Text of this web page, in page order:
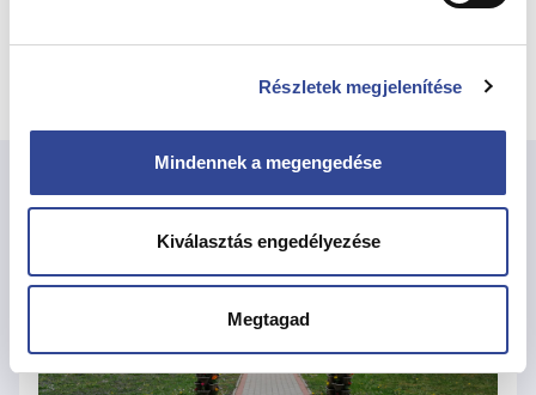
Részletek megjelenítése
Mindennek a megengedése
Kiválasztás engedélyezése
Megtagad
Összes hír megtekintése